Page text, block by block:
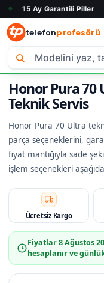
Garantili Piller ◆
telefonprofesörü
Honor Pura 70
Teknik Servis
Honor Pura 70 Ultra
parça seçeneklerini,
fiyat mantığıyla sade
işlem seçenekleri
Ücretsiz Kargo
Fiyatlar8 Ağustos
hesaplanır ve